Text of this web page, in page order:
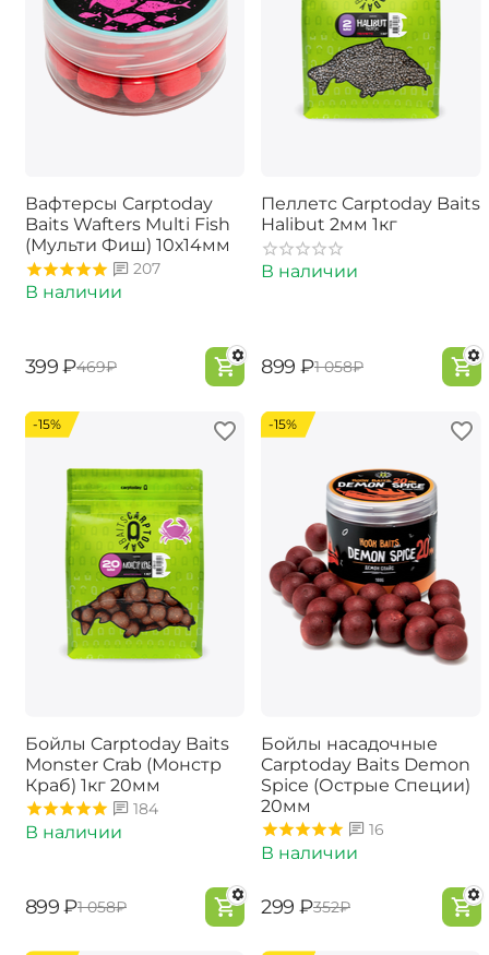
Вафтерсы Carptoday
Baits Wafters Multi Fish
(Мульти Фиш) 10х14мм
207
В наличии
‍399‍ ₽‍469‍₽
Пеллетс Carptoday Baits
Halibut 2мм 1кг
В наличии
‍899‍ ₽‍1 058‍₽
-15%
Бойлы Carptoday Baits
Monster Crab (Монстр
Краб) 1кг 20мм
184
В наличии
‍899‍ ₽‍1 058‍₽
-15%
Бойлы насадочные
Carptoday Baits Demon
Spice (Острые Специи)
20мм
16
В наличии
‍299‍ ₽‍352‍₽